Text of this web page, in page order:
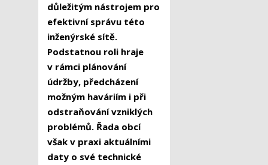
důležitým nástrojem pro
efektivní správu této
inženýrské sítě.
Podstatnou roli hraje
v rámci plánování
údržby, předcházení
možným haváriím i při
odstraňování vzniklých
problémů. Řada obcí
však v praxi aktuálními
daty o své technické